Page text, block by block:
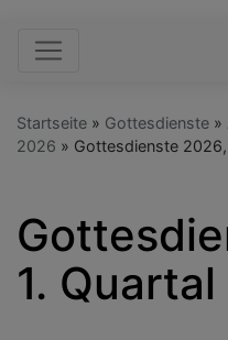
Startseite Gottesdienste
2026
Gottesdienste 2026,
1. Quartal